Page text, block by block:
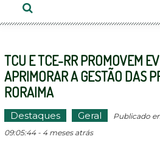
TCU E TCE-RR PROMOVEM
APRIMORAR A GESTÃO DAS
RORAIMA
Destaques Geral
Publicado
09:05:44 - 4 meses atrás